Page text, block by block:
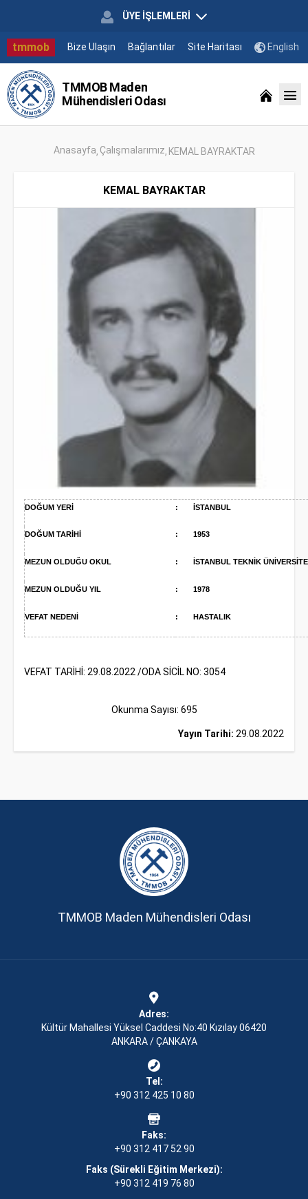
ÜYE İŞLEMLERİ
tmmob Bize Ulaşın Bağlantılar Site Haritası English
TMMOB Maden
Mühendisleri Odası
Anasayfa Çalışmalarımız KEMAL BAYRAKTAR
KEMAL BAYRAKTAR
DOĞUM YERİ : İSTANBUL
DOĞUM TARİHİ : 1953
MEZUN OLDUĞU OKUL : İSTANBUL TEKNİK
MEZUN OLDUĞU YIL : 1978
VEFAT NEDENİ : HASTALIK
VEFAT TARİHİ: 29.08.2022 /ODA SİCİL NO: 3054
Okunma Sayısı: 695
Yayın Tarihi: 29.08.2022
TMMOB Maden Mühendisleri Odası
Adres:
Kültür Mahallesi Yüksel Caddesi No:40 Kızılay 06420
ANKARA / ÇANKAYA
Tel:
+90 312 425 10 80
Faks:
+90 312 417 52 90
Faks (Sürekli Eğitim Merkezi):
+90 312 419 76 80